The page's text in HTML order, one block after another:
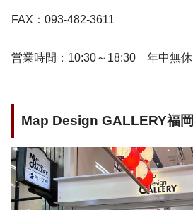
FAX：093-482-3611
営業時間：10:30～18:30 年中無休
Map Design GALLERY福岡